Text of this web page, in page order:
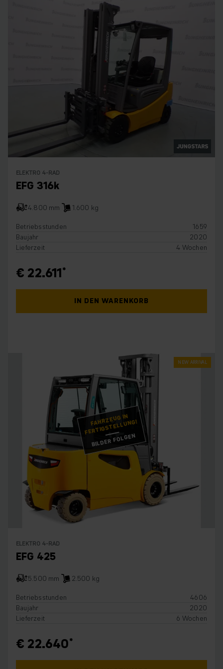
ELEKTRO 4-RAD
EFG 316k
4.800 mm
1.600 kg
Betriebsstunden
1659
Baujahr
2020
Lieferzeit
4 Wochen
€ 22.611
IN DEN WARENKORB
FAHRZEUG IN
FERTIGSTELLUNG!
BILDER FOLGEN
NEW ARRIVAL
ELEKTRO 4-RAD
EFG 425
5.500 mm
2.500 kg
Betriebsstunden
4606
Baujahr
2020
Lieferzeit
6 Wochen
€ 22.640